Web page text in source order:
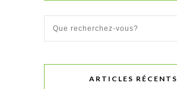
ARTICLES RÉCENTS